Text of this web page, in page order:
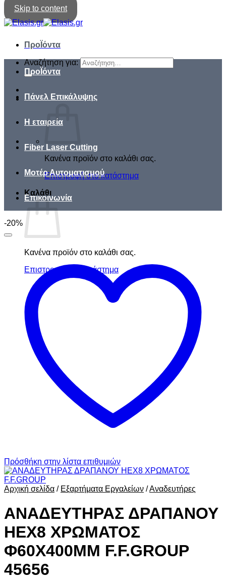
Skip to content
ΠροΪόντα
Αναζήτηση για:
Κανένα προϊόν στο καλάθι σας.
Επιστροφή στο κατάστημα
Καλάθι
Κανένα προϊόν στο καλάθι σας.
Επιστροφή στο κατάστημα
ΠροΪόντα
Πάνελ Επικάλυψης
Η εταιρεία
Fiber Laser Cutting
Μοτέρ Αυτοματισμού
Επικοινωνία
-20%
Πρόσθήκη στην λίστα επιθυμιών
Αρχική σελίδα / Εξαρτήματα Εργαλείων /Αναδευτήρες
ΑΝΑΔΕΥΤΗΡΑΣ ΔΡΑΠΑΝΟΥ
ΗΕΧ8 ΧΡΩΜΑΤΟΣ
Φ60Χ400MM F.F.GROUP
45656